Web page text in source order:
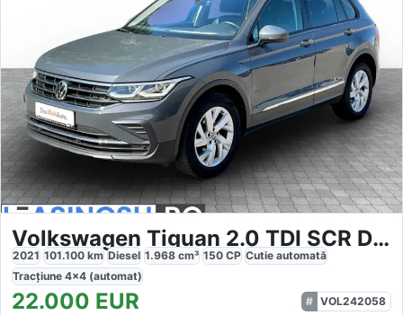
Volkswagen Tiguan 2.0 TDI SCR DSG 4Motion Life
2021 101.100 km Diesel 1.968 cm³ 150 CP Cutie automată
Tracțiune 4x4 (automat)
22.000 EUR
VOL242058